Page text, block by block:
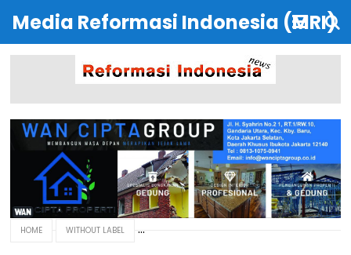
Media Reformasi Indonesia (MRI)
HOME WITHOUT LABEL